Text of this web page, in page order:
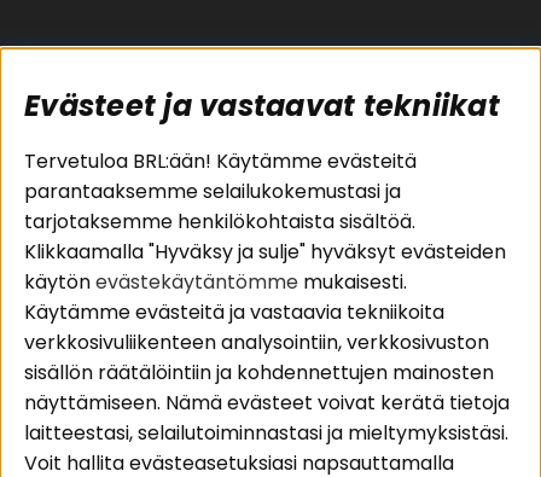
Suositut sivut
Pakettiratkaisut
Autostereot
Kaiuttimet
Päätevahvistimet
Lisätarvikkeet
Kaapelit
Asiakaspalvelu
Evästeet
Huolto- ja
takuutiedot
Ostoehdot
Palautus
Tietosuojapolitiikka
Alueet Seuraa meitä
Evästeet ja vastaavat tekniikat
Tervetuloa BRL:ään! Käytämme evästeitä
parantaaksemme selailukokemustasi ja
tarjotaksemme henkilökohtaista sisältöä.
Klikkaamalla "Hyväksy ja sulje" hyväksyt evästeiden
käytönevästekäytäntömme mukaisesti.
Käytämme evästeitä ja vastaavia tekniikoita
verkkosivuliikenteen analysointiin, verkkosivuston
sisällön räätälöintiin ja kohdennettujen mainosten
näyttämiseen. Nämä evästeet voivat kerätä tietoja
laitteestasi, selailutoiminnastasi ja mieltymyksistäsi.
Voit hallita evästeasetuksiasi napsauttamalla